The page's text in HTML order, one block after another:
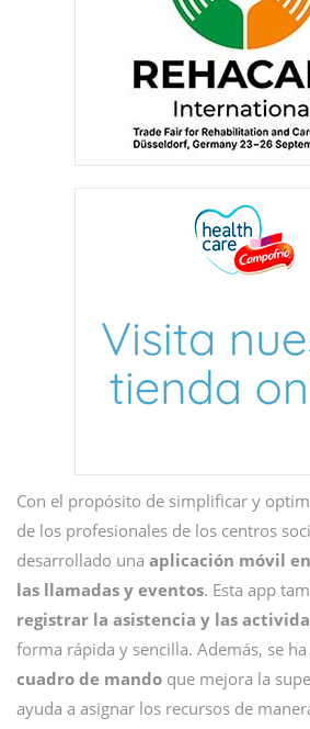
Con el propósito de simplificar y
de los profesionales de los centros
desarrollado una aplicación móvil
las llamadas y eventos. Esta app
registrar la asistencia y las
forma rápida y sencilla. Además, se
cuadro de mando que mejora la
ayuda a asignar los recursos de